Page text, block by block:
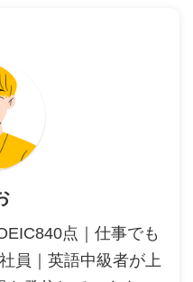
点｜仕事でも
員｜英語中級者が上